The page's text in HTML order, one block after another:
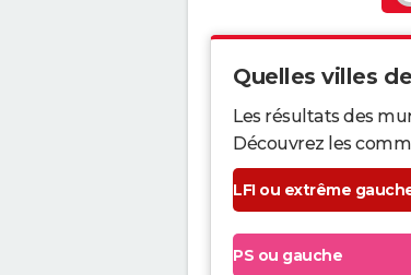
Quelles villes
Les résultats des
Découvrez les
LFI ou extrême
PS ou gauche